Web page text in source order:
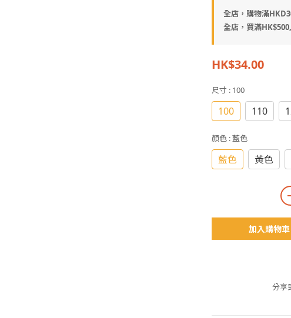
全店，購物滿
全店，買滿
HK$34.00
尺寸 : 100
100 110
顏色 : 藍色
藍色 黃色
加入購物車
分享